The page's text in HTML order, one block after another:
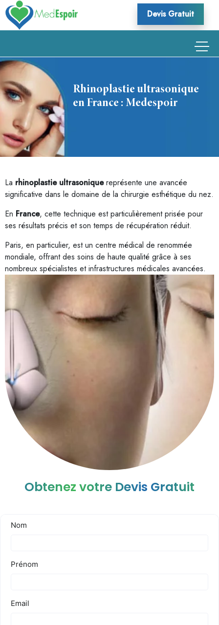
Skip
to
content
Devis Gratuit
Rhinoplastie ultrasonique
en France : Medespoir
La rhinoplastie ultrasoniquereprésente une avancée
significative dans le domaine de la chirurgie esthétique du nez.
En France, cette technique est particulièrement prisée pour
ses résultats précis et son temps de récupération réduit.
Paris, en particulier, est un centre médical de renommée
mondiale, offrant des soins de haute qualité grâce à ses
nombreux spécialistes et infrastructures médicales avancées.
Obtenez votre Devis Gratuit